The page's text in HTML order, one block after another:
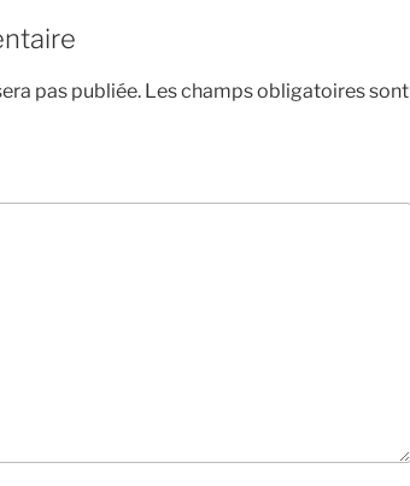
pas publiée. Les champs obligatoires sont